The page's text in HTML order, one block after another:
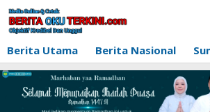
Lewati
ke
konten
Berita Utama
Berita Nasional